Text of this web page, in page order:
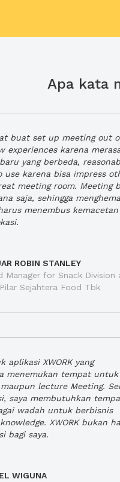
Apa kata
buat set up meeting out
experiences karena
yang berbeda,
use karena bisa impress
meeting room. Meeting
saja, sehingga
menembus kemacetan
ROBIN STANLEY
Manager for Snack Division
Sejahtera Food Tbk
aplikasi XWORK yang
menemukan tempat untuk
lecture Meeting.
saya membutuhkan
wadah untuk berbisnis
XWORK bukan
bagi saya.
WIGUNA